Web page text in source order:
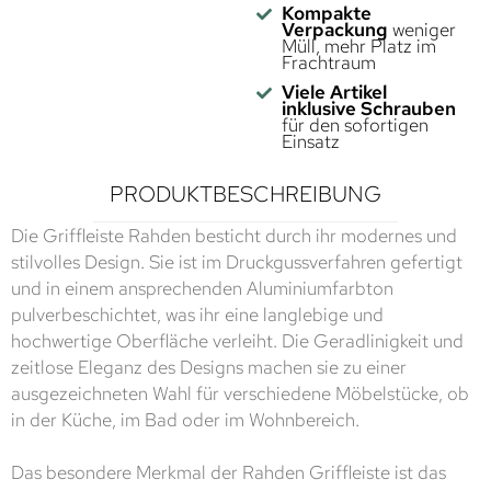
Kompakte
Verpackung weniger
Müll, mehr Platz im
Frachtraum
Viele Artikel
inklusive Schrauben
für den sofortigen
Einsatz
PRODUKTBESCHREIBUNG
Die Griffleiste Rahden besticht durch ihr modernes und
stilvolles Design. Sie ist im Druckgussverfahren gefertigt
und in einem ansprechenden Aluminiumfarbton
pulverbeschichtet, was ihr eine langlebige und
hochwertige Oberfläche verleiht. Die Geradlinigkeit und
zeitlose Eleganz des Designs machen sie zu einer
ausgezeichneten Wahl für verschiedene Möbelstücke, ob
in der Küche, im Bad oder im Wohnbereich.
Das besondere Merkmal der Rahden Griffleiste ist das